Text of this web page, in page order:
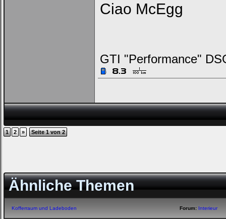
Ciao McEgg
GTI "Performance"
1 2 » Seite 1 von 2
Ähnliche Themen
Kofferraum und Ladeboden Forum: Interieur